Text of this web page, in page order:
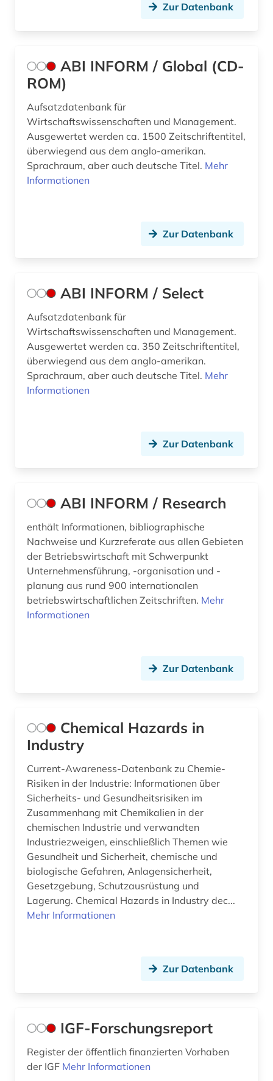
Zur Datenbank
ABI INFORM / Global (CD-
ROM)
Aufsatzdatenbank für
Wirtschaftswissenschaften und Management.
Ausgewertet werden ca. 1500 Zeitschriftentitel,
überwiegend aus dem anglo-amerikan.
Sprachraum, aber auch deutsche Titel. Mehr
Informationen
Zur Datenbank
ABI INFORM / Select
Aufsatzdatenbank für
Wirtschaftswissenschaften und Management.
Ausgewertet werden ca. 350 Zeitschriftentitel,
überwiegend aus dem anglo-amerikan.
Sprachraum, aber auch deutsche Titel. Mehr
Informationen
Zur Datenbank
ABI INFORM / Research
enthält Informationen, bibliographische
Nachweise und Kurzreferate aus allen Gebieten
der Betriebswirtschaft mit Schwerpunkt
Unternehmensführung, -organisation und -
planung aus rund 900 internationalen
betriebswirtschaftlichen Zeitschriften. Mehr
Informationen
Zur Datenbank
Chemical Hazards in
Industry
Current-Awareness-Datenbank zu Chemie-
Risiken in der Industrie: Informationen über
Sicherheits- und Gesundheitsrisiken im
Zusammenhang mit Chemikalien in der
chemischen Industrie und verwandten
Industriezweigen, einschließlich Themen wie
Gesundheit und Sicherheit, chemische und
biologische Gefahren, Anlagensicherheit,
Gesetzgebung, Schutzausrüstung und
Lagerung. Chemical Hazards in Industry dec...
Mehr Informationen
Zur Datenbank
IGF-Forschungsreport
Register der öffentlich finanzierten Vorhaben
der IGF Mehr Informationen